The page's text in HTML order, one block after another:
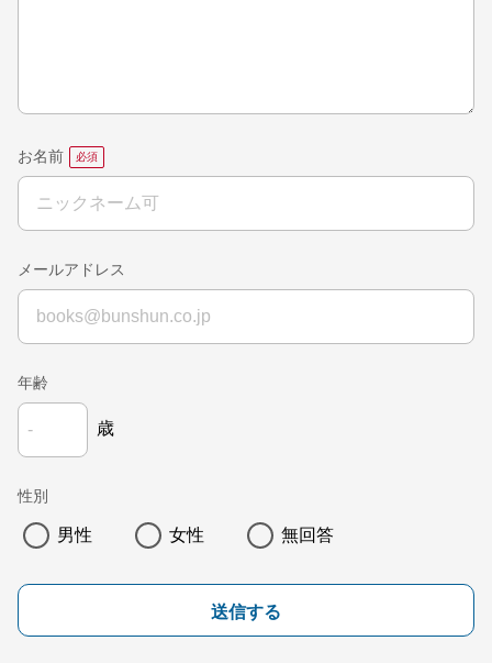
お名前
メールアドレス
年齢
歳
性別
男性 女性 無回答
送信する